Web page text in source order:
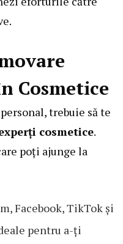
Cosmetice
trebuie să te
cosmetice.
poți ajunge la
Facebook, TikTok și
pentru a-ți